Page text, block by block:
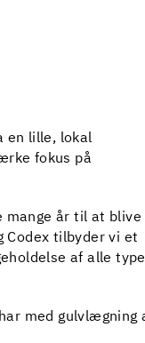
en lille, lokal
fokus på
mange år til at blive
Codex tilbyder vi et
af alle
med gulvlægning